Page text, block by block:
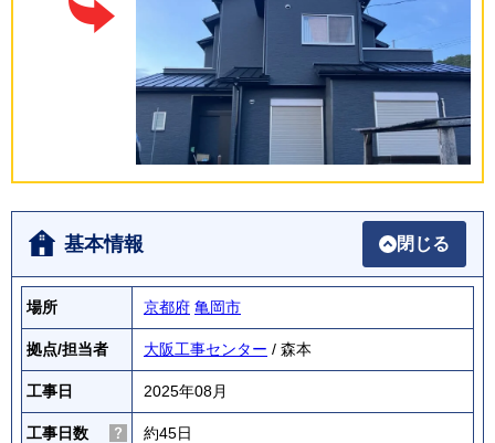
基本情報 閉じる
場所 京都府 亀岡市
拠点/担当者 大阪工事センター / 森本
工事日 2025年08月
工事日数 約45日